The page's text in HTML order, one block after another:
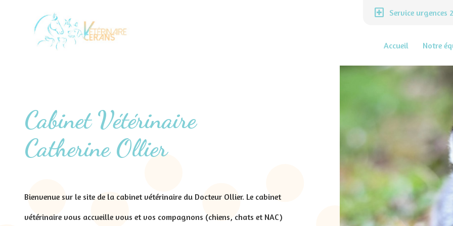
local_hospital Service urgences
Accueil Notre
Cabinet Vétérinaire
Catherine Ollier
Bienvenue sur le site de la cabinet vétérinaire du Docteur Ollier. Le cabinet
vétérinaire vous accueille vous et vos compagnons (chiens, chats et NAC)